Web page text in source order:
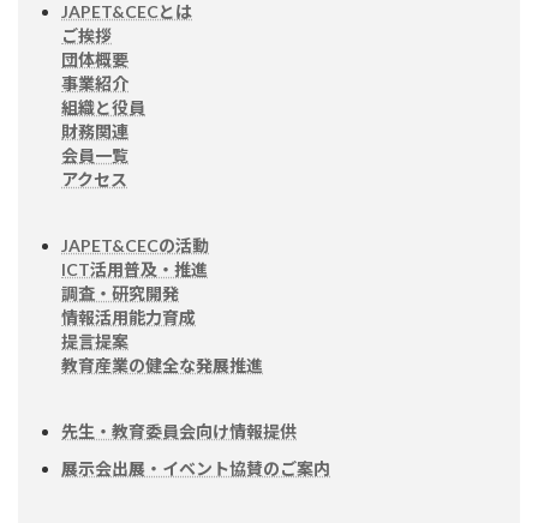
JAPET&CECとは
ご挨拶
団体概要
事業紹介
組織と役員
財務関連
会員一覧
アクセス
JAPET&CECの活動
ICT活用普及・推進
調査・研究開発
情報活用能力育成
提言提案
教育産業の健全な発展推進
先生・教育委員会向け情報提供
展示会出展・イベント協賛のご案内